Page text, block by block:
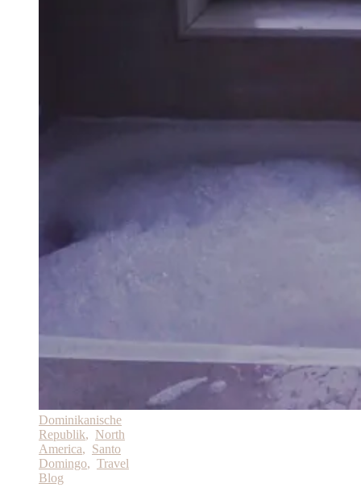
Dominikanische
Republik, North
America, Santo
Domingo, Travel
Blog